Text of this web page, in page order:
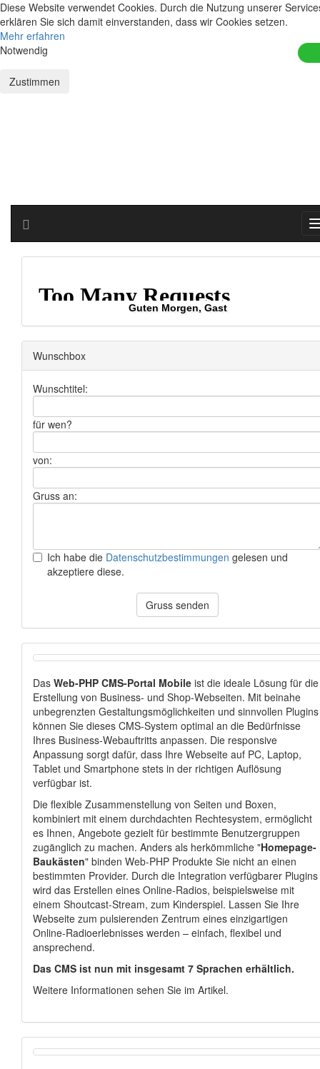
Diese Website verwendet Cookies. Durch die Nutzung unserer
erklären Sie sich damit einverstanden, dass wir Cookies setzen.
Mehr erfahren
Notwendig
Zustimmen
Guten Morgen, Gast
Wunschbox
Wunschtitel:
für wen?
von:
Gruss an:
Ich habe die Datenschutzbestimmungen gelesen und
akzeptiere diese.
Gruss senden
Das Web-PHP CMS-Portal Mobile ist die ideale Lösung für die
Erstellung von Business- und Shop-Webseiten. Mit beinahe
unbegrenzten Gestaltungsmöglichkeiten und sinnvollen Plugins
können Sie dieses CMS-System optimal an die Bedürfnisse
Ihres Business-Webauftritts anpassen. Die responsive
Anpassung sorgt dafür, dass Ihre Webseite auf PC, Laptop,
Tablet und Smartphone stets in der richtigen Auflösung
verfügbar ist.
Die flexible Zusammenstellung von Seiten und Boxen,
kombiniert mit einem durchdachten Rechtesystem, ermöglicht
es Ihnen, Angebote gezielt für bestimmte Benutzergruppen
zugänglich zu machen. Anders als herkömmliche "Homepage-
Baukästen" binden Web-PHP Produkte Sie nicht an einen
bestimmten Provider. Durch die Integration verfügbarer Plugins
wird das Erstellen eines Online-Radios, beispielsweise mit
einem Shoutcast-Stream, zum Kinderspiel. Lassen Sie Ihre
Webseite zum pulsierenden Zentrum eines einzigartigen
Online-Radioerlebnisses werden – einfach, flexibel und
ansprechend.
Das CMS ist nun mit insgesamt 7 Sprachen erhältlich.
Weitere Informationen sehen Sie im Artikel.